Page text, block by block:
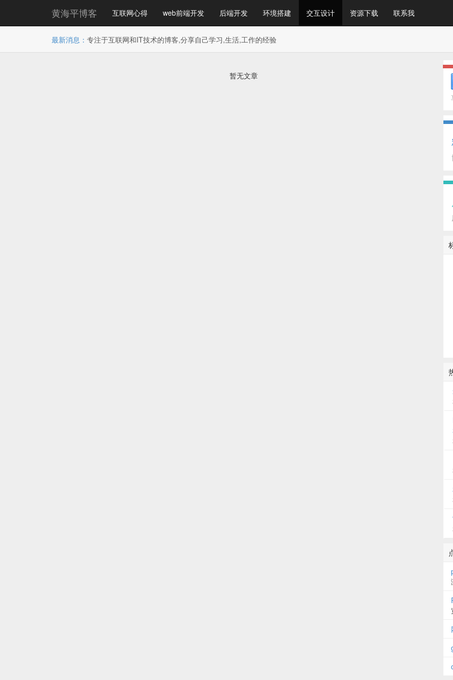
黄海平博客 互联网心得 web前端开发 后端开发 环境搭建 交互设计 资源下载 联系我
最新消息： 专注于互联网和IT技术的博客,分享自己学习,生活,工作的经验
暂无文章